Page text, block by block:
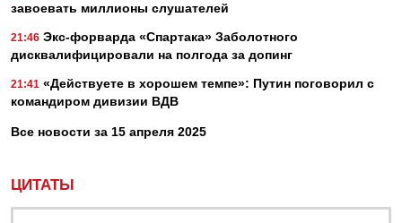
завоевать миллионы слушателей
21:46 Экс-форварда «Спартака» Заболотного
дисквалифицировали на полгода за допинг
21:41 «Действуете в хорошем темпе»: Путин поговорил с
командиром дивизии ВДВ
Все новости за 15 апреля 2025
ЦИТАТЫ